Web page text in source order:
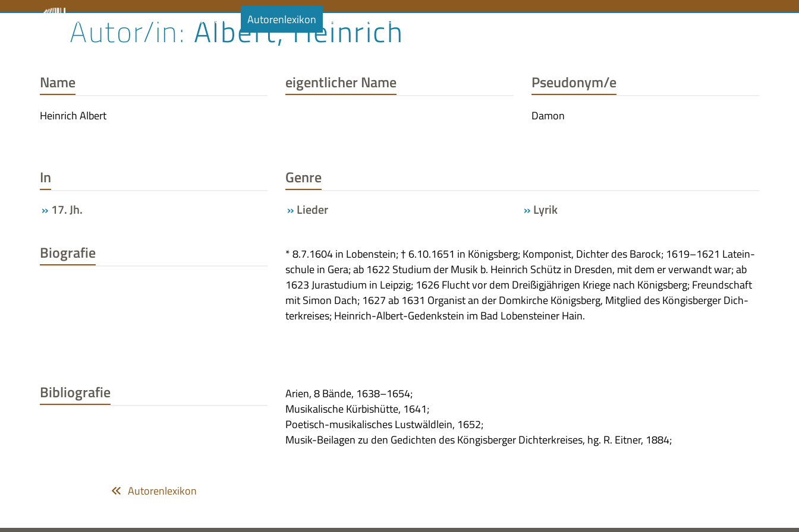
Literaturrat Audiobibliothek Autorenlexikon Literaturlandschaft
Albert, Heinrich
Name
Heinrich Albert
eigentlicher Name Pseudonym/e
Damon
In
17. Jh.
Genre
Lieder Lyrik
Biografie
* 8.7.1604 in Loben­stein; † 6.10.1651 in Königs­berg; Kom­po­nist, Dich­ter des Barock; 1619–1621 Latein­
schule in Gera; ab 1622 Stu­dium der Musik b. Hein­rich Schütz in Dres­den, mit dem er ver­wandt war; ab
1623 Jura­stu­dium in Leip­zig; 1626 Flucht vor dem Drei­ßig­jäh­ri­gen Kriege nach Königs­berg; Freund­schaft
mit Simon Dach; 1627 ab 1631 Orga­nist an der Dom­kir­che Königs­berg, Mit­glied des Kön­gis­ber­ger Dich­
ter­krei­ses; Hein­rich-Albert-Gedenk­stein im Bad Loben­stei­ner Hain.
Bibliografie
Arien, 8 Bände, 1638–1654;
Musi­ka­li­sche Kür­bis­hütte, 1641;
Poe­tisch-musi­ka­li­sches Lust­wäld­lein, 1652;
Musik-Bei­la­gen zu den Gedich­ten des Kön­gis­ber­ger Dich­ter­krei­ses, hg. R. Eit­ner, 1884;
Autorenlexikon